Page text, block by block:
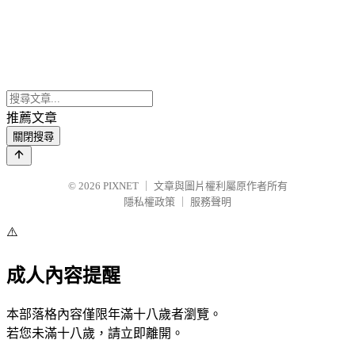
推薦文章
關閉搜尋
© 2026 PIXNET
文章與圖片權利屬原作者所有
隱私權政策
服務聲明
⚠️
成人內容提醒
本部落格內容僅限年滿十八歲者瀏覽。
若您未滿十八歲，請立即離開。